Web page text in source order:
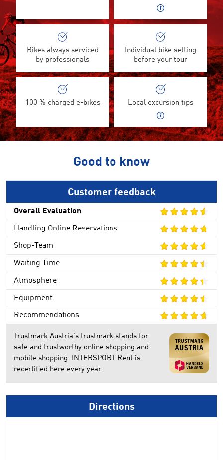
Bikes always serviced
by professionals
Individual bike setting
before your tour
100 % charged e-bikes Local excursion tips
Good to know
Customer feedback
Overall Evaluation
Handling Online Reservations
Shop-Team
Waiting Time
Atmosphere
Equipment
Recommendations
Trustmark Austria's trustmark stands for
safe and trustworthy online shopping and
mobile shopping. INTERSPORT Rent is
recertified here every year.
Directions